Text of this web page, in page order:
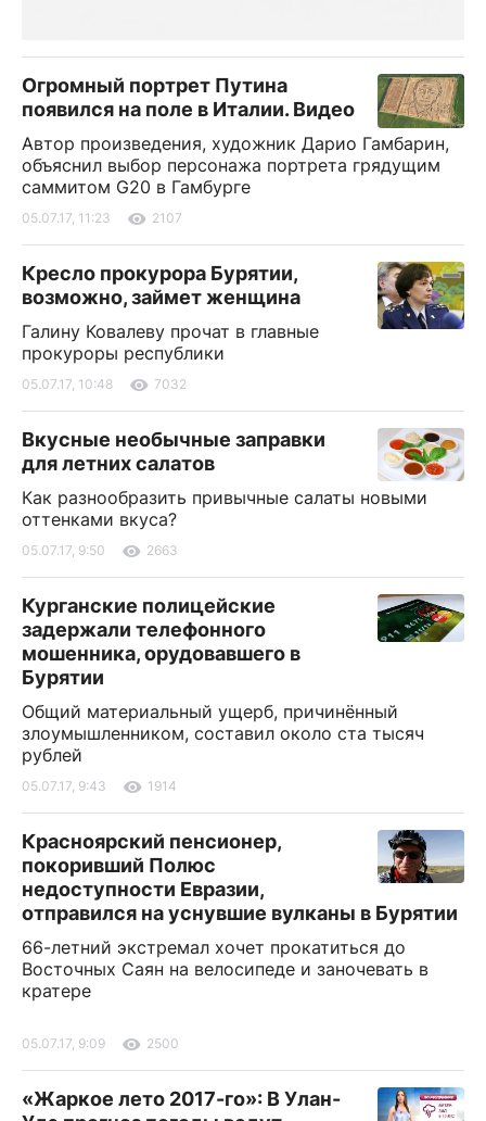
Огромный портрет Путина
появился на поле в Италии. Видео
Автор произведения, художник Дарио Гамбарин,
объяснил выбор персонажа портрета грядущим
саммитом G20 в Гамбурге
05.07.17, 11:23 2107
Кресло прокурора Бурятии,
возможно, займет женщина
Галину Ковалеву прочат в главные
прокуроры республики
05.07.17, 10:48 7032
Вкусные необычные заправки
для летних салатов
Как разнообразить привычные салаты новыми
оттенками вкуса?
05.07.17, 9:50 2663
Курганские полицейские
задержали телефонного
мошенника, орудовавшего в
Бурятии
Общий материальный ущерб, причинённый
злоумышленником, составил около ста тысяч
рублей
05.07.17, 9:43 1914
Красноярский пенсионер,
покоривший Полюс
недоступности Евразии,
отправился на уснувшие вулканы в Бурятии
66-летний экстремал хочет прокатиться до
Восточных Саян на велосипеде и заночевать в
кратере
05.07.17, 9:09 2500
«Жаркое лето 2017-го»: В Улан-